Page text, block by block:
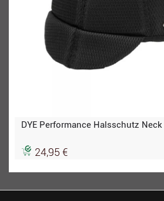
DYE Performance Halsschutz
24,95 €